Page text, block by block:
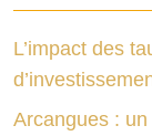
L’impact des
Arcangues :